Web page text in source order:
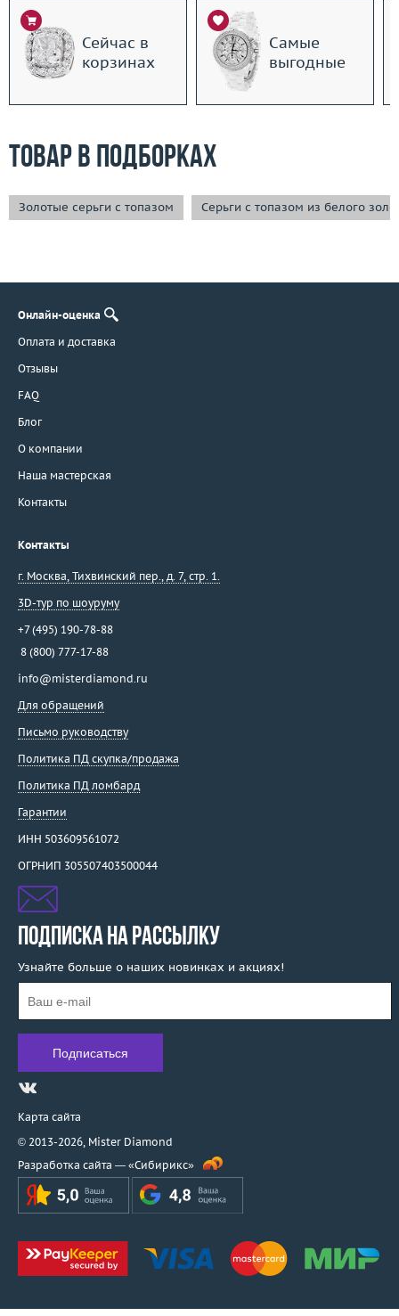
Сейчас в
корзинах
Самые
выгодные
Товар в подборках
Золотые серьги с топазом Серьги с топазом из белого
Онлайн-оценка
Оплата и доставка
Отзывы
FAQ
Блог
О компании
Наша мастерская
Контакты
Контакты
г. Москва, Тихвинский пер., д. 7, стр. 1.
3D-тур по шоуруму
+7 (495) 190-78-88
8 (800) 777-17-88
info@misterdiamond.ru
Для обращений
Письмо руководству
Политика ПД скупка/продажа
Политика ПД ломбард
Гарантии
ИНН 503609561072
ОГРНИП 305507403500044
ПОДПИСКА НА РАССЫЛКУ
Узнайте больше о наших новинках и акциях!
Карта сайта
© 2013-2026, Mister Diamond
Разработка сайта — «Сибирикс»